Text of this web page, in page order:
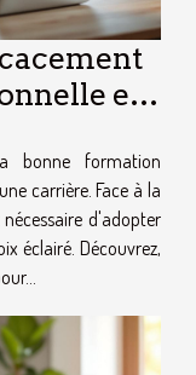
en
bonne formation
carrière. Face à la
d'adopter
éclairé. Découvrez,